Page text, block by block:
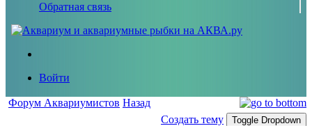
Обратная связь
Войти
Форум Аквариумистов Назад
Создать тему
Toggle Dropdown